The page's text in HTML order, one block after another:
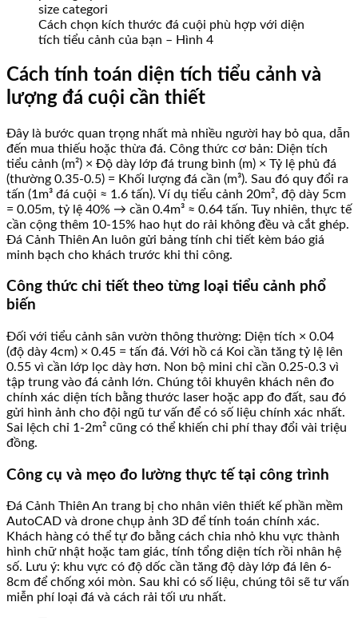
Cách chọn kích thước đá cuội phù hợp với diện
tích tiểu cảnh của bạn – Hình 4
Cách tính toán diện tích tiểu cảnh và
lượng đá cuội cần thiết
Đây là bước quan trọng nhất mà nhiều người hay bỏ qua, dẫn
đến mua thiếu hoặc thừa đá. Công thức cơ bản: Diện tích
tiểu cảnh (m²) × Độ dày lớp đá trung bình (m) × Tỷ lệ phủ đá
(thường 0.35-0.5) = Khối lượng đá cần (m³). Sau đó quy đổi ra
tấn (1m³ đá cuội ≈ 1.6 tấn). Ví dụ tiểu cảnh 20m², độ dày 5cm
= 0.05m, tỷ lệ 40% → cần 0.4m³ ≈ 0.64 tấn. Tuy nhiên, thực tế
cần cộng thêm 10-15% hao hụt do rải không đều và cắt ghép.
Đá Cảnh Thiên An luôn gửi bảng tính chi tiết kèm báo giá
minh bạch cho khách trước khi thi công.
Công thức chi tiết theo từng loại tiểu cảnh phổ
biến
Đối với tiểu cảnh sân vườn thông thường: Diện tích × 0.04
(độ dày 4cm) × 0.45 = tấn đá. Với hồ cá Koi cần tăng tỷ lệ lên
0.55 vì cần lớp lọc dày hơn. Non bộ mini chỉ cần 0.25-0.3 vì
tập trung vào đá cảnh lớn. Chúng tôi khuyên khách nên đo
chính xác diện tích bằng thước laser hoặc app đo đất, sau đó
gửi hình ảnh cho đội ngũ tư vấn để có số liệu chính xác nhất.
Sai lệch chỉ 1-2m² cũng có thể khiến chi phí thay đổi vài triệu
đồng.
Công cụ và mẹo đo lường thực tế tại công trình
Đá Cảnh Thiên An trang bị cho nhân viên thiết kế phần mềm
AutoCAD và drone chụp ảnh 3D để tính toán chính xác.
Khách hàng có thể tự đo bằng cách chia nhỏ khu vực thành
hình chữ nhật hoặc tam giác, tính tổng diện tích rồi nhân hệ
số. Lưu ý: khu vực có độ dốc cần tăng độ dày lớp đá lên 6-
8cm để chống xói mòn. Sau khi có số liệu, chúng tôi sẽ tư vấn
miễn phí loại đá và cách rải tối ưu nhất.